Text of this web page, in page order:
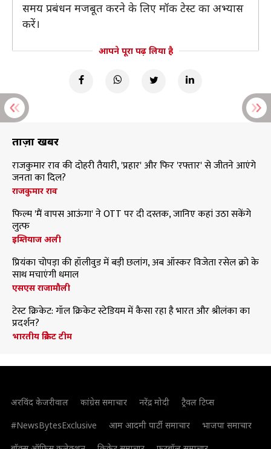
समय प्रबंधन मजबूत करने के लिए मॉक टेस्ट का अभ्यास
करें।
आपने पूरा पढ़ लिया है
ताज़ा खबरें
राजकुमार राव की दोहरी तैयारी, 'प्रहार' और फिर 'रफ्तार' से जीतने आएंगे
जनता का दिल?
राजकुमार राव
फिल्म 'मैं वापस आऊंगा' ने OTT पर दी दस्तक, जानिए कहां उठा सकेंगे
लुत्फ
इम्तियाज अली
प्रियंका चोपड़ा की हॉलीवुड में बड़ी छलांग, अब ऑस्कर विजेता रसेल क्रो के
साथ मचाएंगी धमाल
एसएस राजामौली
टेस्ट क्रिकेट: गॉल क्रिकेट स्टेडियम में कैसा रहा है भारत और श्रीलंका का
प्रदर्शन?
भारतीय क्रिकेट टीम
अरविंद केजरीवाल कांग्रेस समाचार नरेंद्र मोदी
ट्रैवल टिप्स
#NewsBytesExclusive
आम आदमी पार्टी समाचार
भाजपा समाचार